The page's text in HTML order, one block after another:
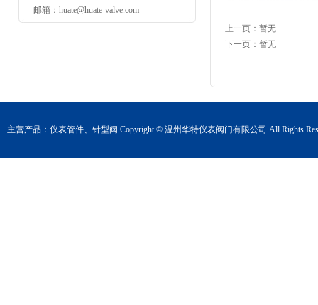
邮箱：huate@huate-valve.com
上一页：暂无
下一页：暂无
主营产品： 仪表管件、 针型阀 Copyright © 温州华特仪表阀门有限公司 All Rights